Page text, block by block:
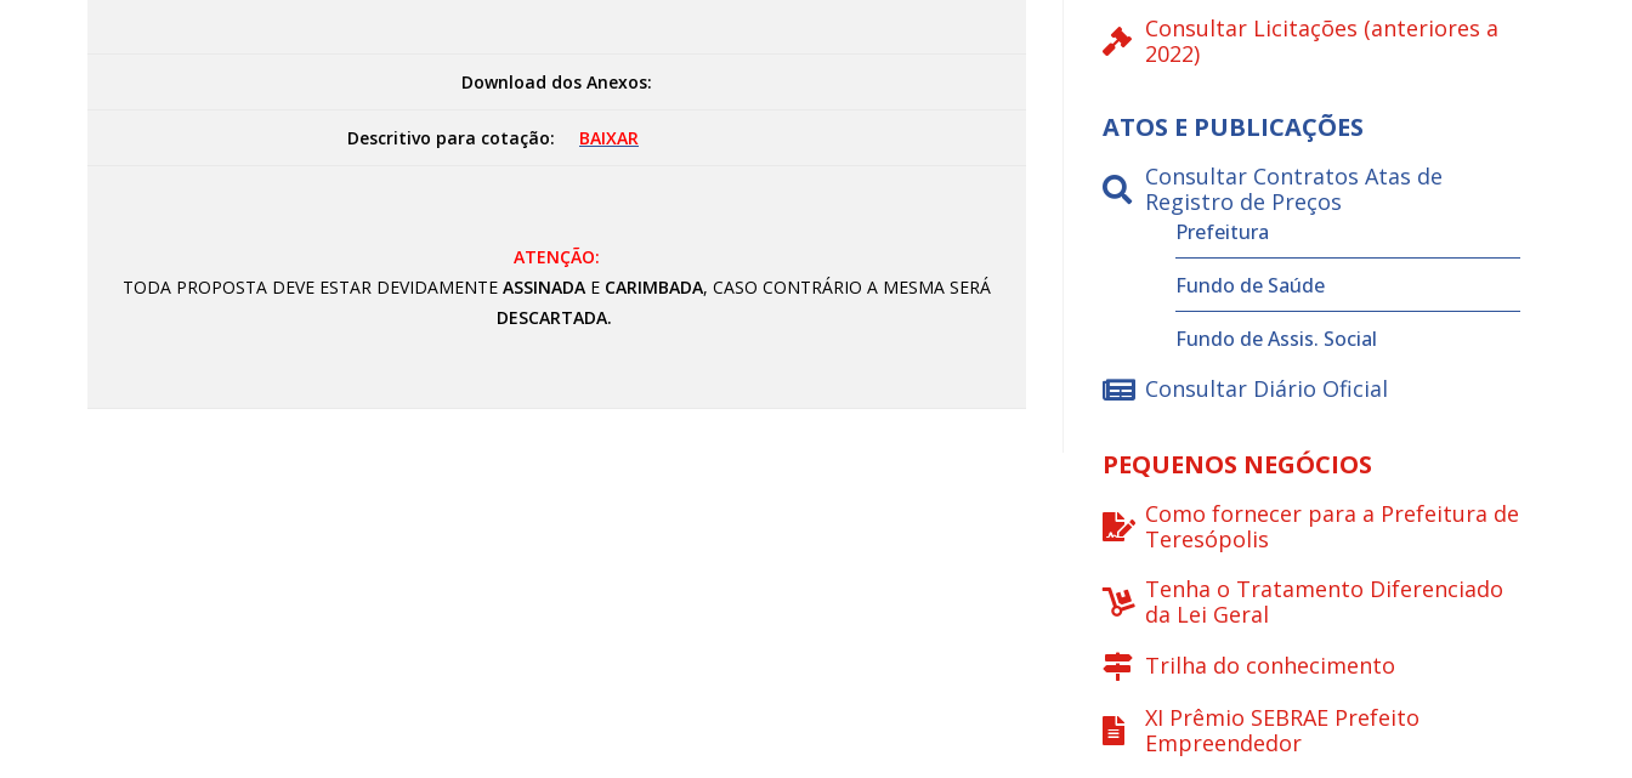
Download dos Anexos:
Descritivo para cotação: BAIXAR
ATENÇÃO:
TODA PROPOSTA DEVE ESTAR DEVIDAMENTE ASSINADA E CARIMBADA, CASO CONTRÁRIO A MESMA SERÁ
DESCARTADA.
Consultar Licitações (anteriores a
2022)
ATOS E PUBLICAÇÕES
Consultar Contratos Atas de
Registro de Preços
Prefeitura
Fundo de Saúde
Fundo de Assis. Social
Consultar Diário Oficial
PEQUENOS NEGÓCIOS
Como fornecer para a Prefeitura de
Teresópolis
Tenha o Tratamento Diferenciado
da Lei Geral
Trilha do conhecimento
XI Prêmio SEBRAE Prefeito
Empreendedor